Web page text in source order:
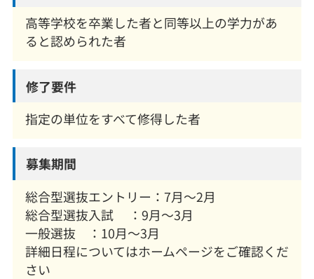
高等学校を卒業した者と同等以上の学力があ
ると認められた者
修了要件
指定の単位をすべて修得した者
募集期間
総合型選抜エントリー：7月～2月
総合型選抜入試 ：9月～3月
一般選抜 ：10月～3月
詳細日程についてはホームページをご確認くだ
さい